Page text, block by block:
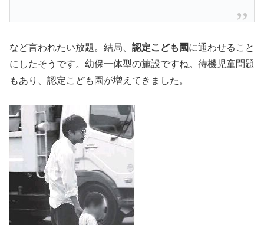
など言われたい放題。結局、 認定こども園に通わせること
にしたそうです。幼保一体型の施設ですね。待機児童問題
もあり、認定こども園が増えてきました。